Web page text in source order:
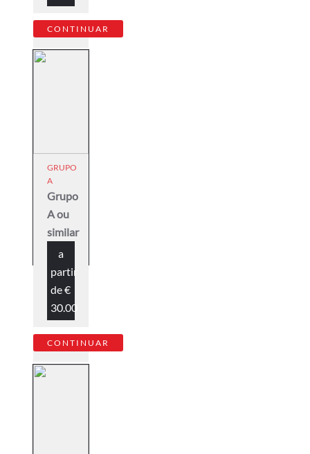
CONTINUAR
GRUPO
A
Grupo
A ou
similar
a
partir
de€
30.00
CONTINUAR